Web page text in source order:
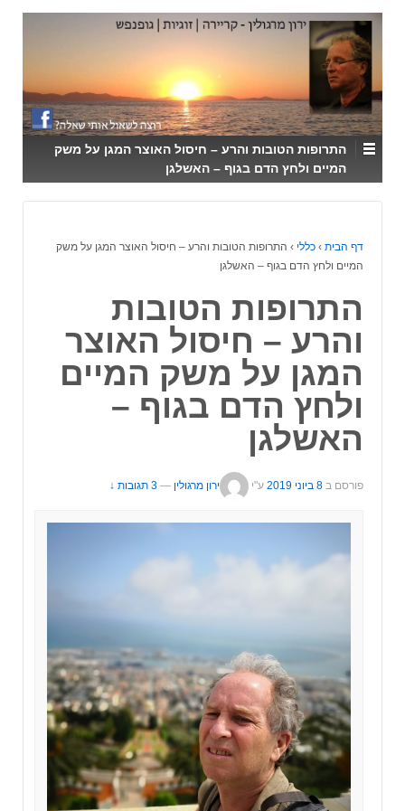
↓
SKIP
TO
MAIN
CONTENT
התרופות הטובות והרע – חיסול האוצר המגן על משק
המיים ולחץ הדם בגוף – האשלגן
דף הבית › כללי › התרופות הטובות והרע – חיסול האוצר המגן על משק
המיים ולחץ הדם בגוף – האשלגן
התרופות הטובות
והרע – חיסול האוצר
המגן על משק המיים
ולחץ הדם בגוף –
האשלגן
פורסם ב 8 ביוני 2019 ע"י ירון מרגולין — 3 תגובות ↓